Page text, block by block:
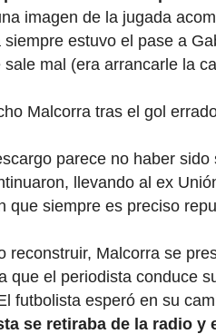
imagen de la jugada
siempre estuvo el pase a
mal (era arrancarle la
parece no haber
llevando al ex
que siempre es preciso
reconstruir, Malcorra se
que el periodista conduce
futbolista esperó en su
se retiraba de la radio y